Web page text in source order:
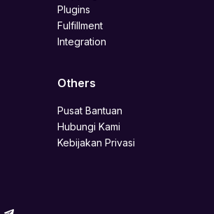
Plugins
Fulfillment
Integration
Others
Pusat Bantuan
Hubungi Kami
Kebijakan Privasi